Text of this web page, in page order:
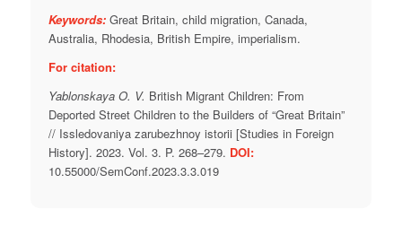
Keywords:Great Britain, child migration, Canada,
Australia, Rhodesia, British Empire, imperialism.
For citation:
Yablonskaya O. V. British Migrant Children: From
Deported Street Children to the Builders of “Great Britain”
// Issledovaniya zarubezhnoy istorii [Studies in Foreign
History]. 2023. Vol. 3. P. 268–279. DOI:
10.55000/SemConf.2023.3.3.019